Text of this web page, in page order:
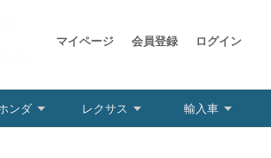
マイページ 会員登録 ログイン
ンダ レクサス 輸入車